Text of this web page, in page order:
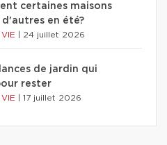
certaines maisons
d'autres en été?
24 juillet 2026
de jardin qui
rester
17 juillet 2026